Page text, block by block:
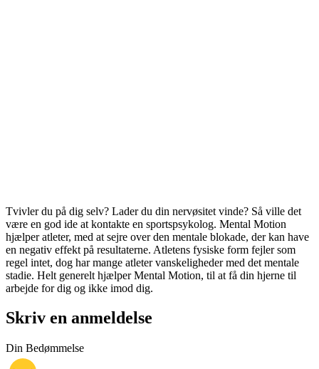
Tvivler du på dig selv? Lader du din nervøsitet vinde? Så ville det
være en god ide at kontakte en sportspsykolog. Mental Motion
hjælper atleter, med at sejre over den mentale blokade, der kan have
en negativ effekt på resultaterne. Atletens fysiske form fejler som
regel intet, dog har mange atleter vanskeligheder med det mentale
stadie. Helt generelt hjælper Mental Motion, til at få din hjerne til
arbejde for dig og ikke imod dig.
Skriv en anmeldelse
Din Bedømmelse